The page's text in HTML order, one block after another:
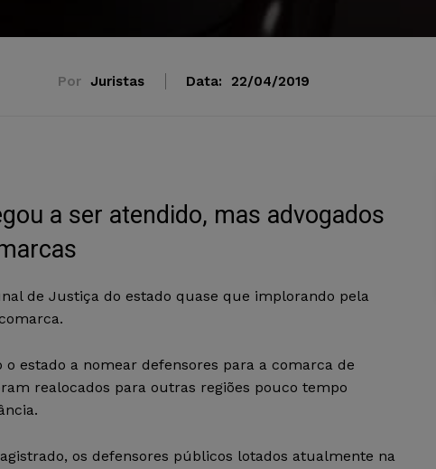
Por Juristas Data: 22/04/2019
a ser atendido, mas advogados
de Justiça do estado quase que implorando pela
estado a nomear defensores para a comarca de
realocados para outras regiões pouco tempo
os defensores públicos lotados atualmente na